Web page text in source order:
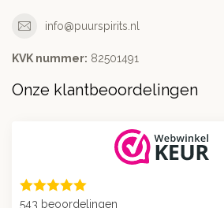
info@puurspirits.nl
KVK nummer: 82501491
Onze klantbeoordelingen
543 beoordelingen